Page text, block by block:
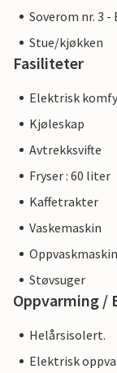
Soverom nr. 3
Stue/kjøkken
Fasiliteter
Elektrisk
Kjøleskap
Avtrekksvifte
Fryser : 60 liter
Kaffetrakter
Vaskemaskin
Oppvaskmaskin
Støvsuger
Oppvarming /
Helårsisolert.
Elektrisk